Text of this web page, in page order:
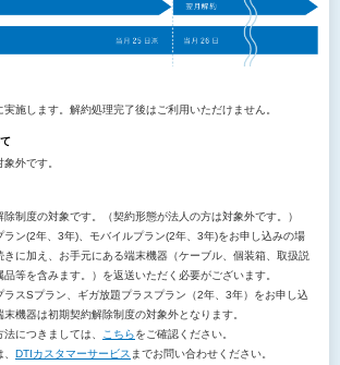
施します。解約処理完了後はご利用いただけません。
外です。
制度の対象です。（契約形態が法人の方は対象外です。）
ン(2年、3年)、モバイルプラン(2年、3年)をお申し込みの場
に加え、お手元にある端末機器（ケーブル、個装箱、取扱説
等を含みます。）を返送いただく必要がございます。
スSプラン、ギガ放題プラスプラン（2年、3年）をお申し込
機器は初期契約解除制度の対象外となります。
につきましては、
こちらをご確認ください。
DTIカスタマーサービス までお問い合わせください。